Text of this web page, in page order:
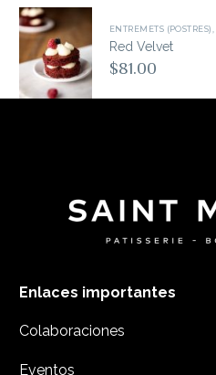
ENTREMETS (POSTRES)
Red Velvet
$81.00
Enlaces importantes
Colaboraciones
Eventos